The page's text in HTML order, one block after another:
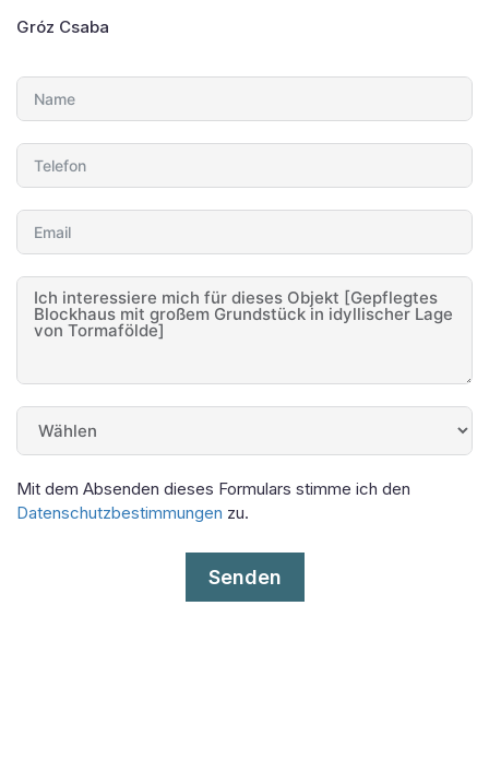
Gróz Csaba
Mit dem Absenden dieses Formulars stimme ich den
Datenschutzbestimmungen zu.
Senden